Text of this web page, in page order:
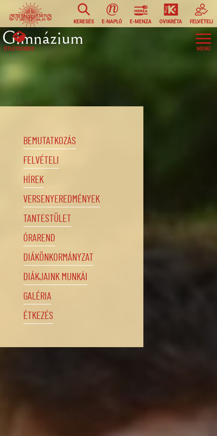
Ugrás a tartalomra
KERESÉS E-NAPLÓ E-MENZA OVIKRÉTA FELVÉTELI
ÖTLETDOBOZ
Gimnázium
BEMUTATKOZÁS
FELVÉTELI
HÍREK
VERSENYEREDMÉNYEK
TANTESTÜLET
ÓRAREND
DIÁKÖNKORMÁNYZAT
DIÁKJAINK MUNKÁI
GALÉRIA
ÉTKEZÉS